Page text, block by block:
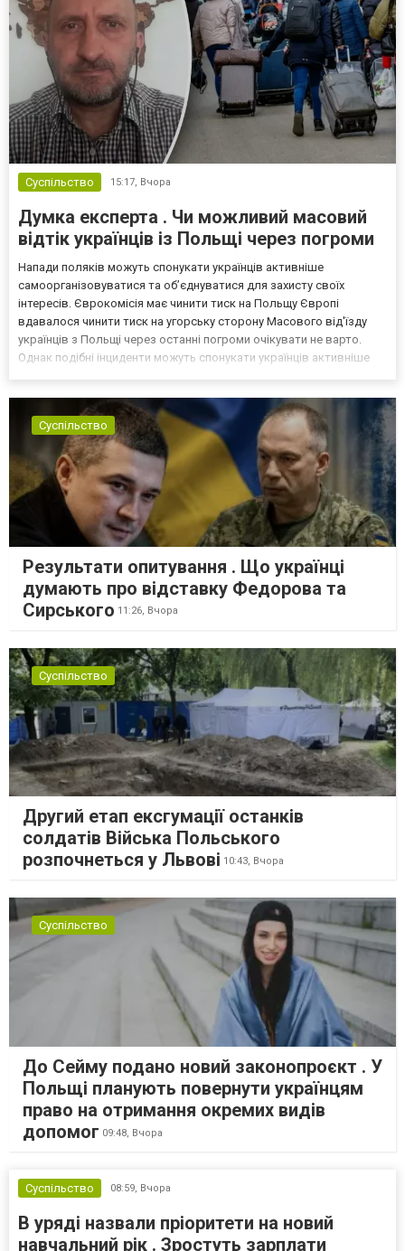
Суспільство 15:17, Вчора
Думка експерта . Чи можливий масовий
відтік українців із Польщі через погроми
Напади поляків можуть спонукати українців активніше
самоорганізовуватися та об’єднуватися для захисту своїх
інтересів. Єврокомісія має чинити тиск на Польщу Європі
вдавалося чинити тиск на угорську сторону Масового від'їзду
українців з Польщі через останні погроми очікувати не варто.
Однак подібні інциденти можуть спонукати українців активніше
Суспільство
Результати опитування . Що українці
думають про відставку Федорова та
Сирського 11:26, Вчора
Суспільство
Другий етап ексгумації останків
солдатів Війська Польського
розпочнеться у Львові 10:43, Вчора
Суспільство
До Сейму подано новий законопроєкт . У
Польщі планують повернути українцям
право на отримання окремих видів
допомог 09:48, Вчора
Суспільство 08:59, Вчора
В уряді назвали пріоритети на новий
навчальний рік . Зростуть зарплати